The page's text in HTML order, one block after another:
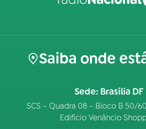
Saiba onde
Sede: Brasília DF
SCS – Quadra 08 – Bloco B 50/
Edifício Venâncio